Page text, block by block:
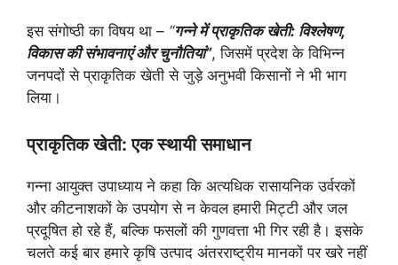
इस संगोष्ठी का विषय था – “गन्ने में प्राकृतिक खेती: विश्लेषण,
विकास की संभावनाएं और चुनौतियां”, जिसमें प्रदेश के विभिन्न
जनपदों से प्राकृतिक खेती से जुड़े अनुभवी किसानों ने भी भाग
लिया।
प्राकृतिक खेती: एक स्थायी समाधान
गन्ना आयुक्त उपाध्याय ने कहा कि अत्यधिक रासायनिक उर्वरकों
और कीटनाशकों के उपयोग से न केवल हमारी मिट्टी और जल
प्रदूषित हो रहे हैं, बल्कि फसलों की गुणवत्ता भी गिर रही है। इसके
चलते कई बार हमारे कृषि उत्पाद अंतरराष्ट्रीय मानकों पर खरे नहीं